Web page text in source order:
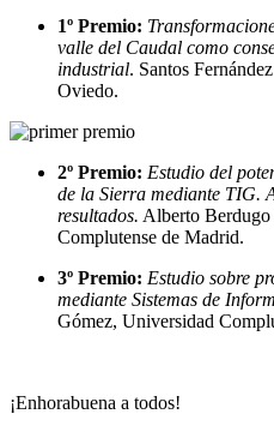
1º Premio:
valle del Caudal como
industrial. Santos
Oviedo.
2º Premio: Estudio del
de la Sierra mediante TIG.
resultados. Alberto
Complutense de Madrid.
3º Premio: Estudio sobre
mediante Sistemas de
Gómez, Universidad
¡Enhorabuena a todos!